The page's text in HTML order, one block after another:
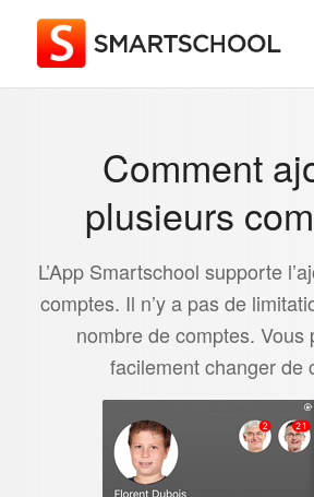
Comment
plusieurs
L’App Smartschool supporte
comptes. Il n’y a pas de
nombre de comptes. Vous
facilement changer de